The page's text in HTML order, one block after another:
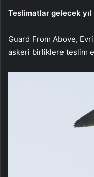
Teslimatlar gelecek
Guard From Above,
askeri birliklere teslim